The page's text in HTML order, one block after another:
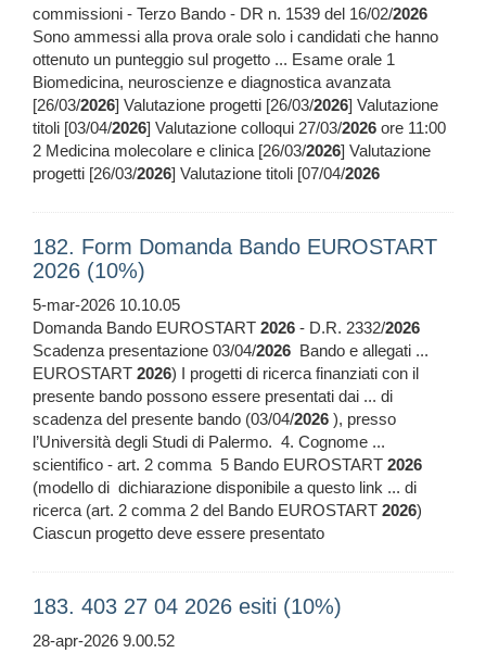
commissioni - Terzo Bando - DR n. 1539 del 16/02/2026
Sono ammessi alla prova orale solo i candidati che hanno
ottenuto un punteggio sul progetto ... Esame orale 1
Biomedicina, neuroscienze e diagnostica avanzata
[26/03/2026] Valutazione progetti [26/03/2026] Valutazione
titoli [03/04/2026] Valutazione colloqui 27/03/2026 ore 11:00
2 Medicina molecolare e clinica [26/03/2026] Valutazione
progetti [26/03/2026] Valutazione titoli [07/04/2026
182. Form Domanda Bando EUROSTART
2026 (10%)
5-mar-2026 10.10.05
Domanda Bando EUROSTART 2026 - D.R. 2332/2026
Scadenza presentazione 03/04/2026 Bando e allegati ...
EUROSTART 2026) I progetti di ricerca finanziati con il
presente bando possono essere presentati dai ... di
scadenza del presente bando (03/04/2026 ), presso
l’Università degli Studi di Palermo. 4. Cognome ...
scientifico - art. 2 comma 5 Bando EUROSTART 2026
(modello di dichiarazione disponibile a questo link ... di
ricerca (art. 2 comma 2 del Bando EUROSTART 2026)
Ciascun progetto deve essere presentato
183. 403 27 04 2026 esiti (10%)
28-apr-2026 9.00.52